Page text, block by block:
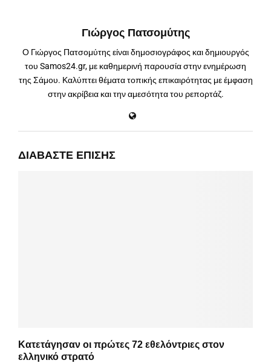
Γιώργος Πατσομύτης
Ο Γιώργος Πατσομύτης είναι δημοσιογράφος και δημιουργός
του Samos24.gr, με καθημερινή παρουσία στην ενημέρωση
της Σάμου. Καλύπτει θέματα τοπικής επικαιρότητας με έμφαση
στην ακρίβεια και την αμεσότητα του ρεπορτάζ.
ΔΙΑΒΆΣΤΕ ΕΠΊΣΗΣ
Κατετάγησαν οι πρώτες 72 εθελόντριες στον
ελληνικό στρατό